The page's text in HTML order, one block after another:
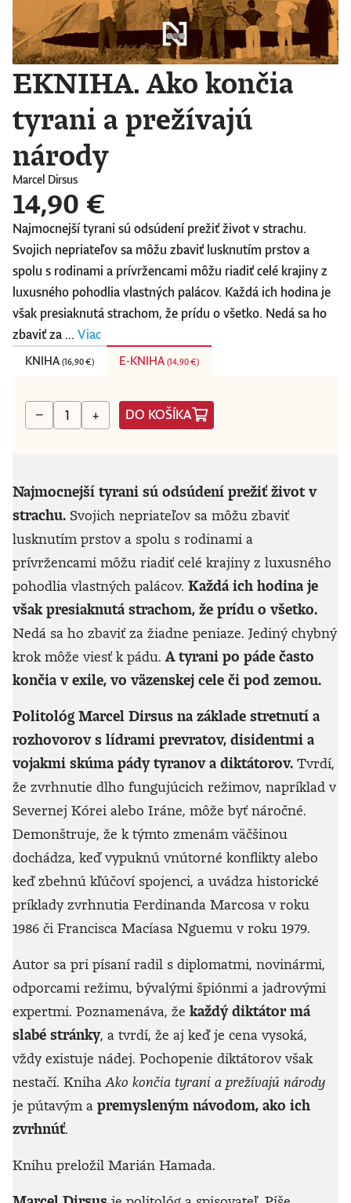
EKNIHA. Ako končia
tyrani a prežívajú
národy
Marcel Dirsus
14,90 €
Najmocnejší tyrani sú odsúdení prežiť život v strachu.
Svojich nepriateľov sa môžu zbaviť lusknutím prstov a
spolu s rodinami a prívržencami môžu riadiť celé krajiny z
luxusného pohodlia vlastných palácov. Každá ich hodina je
však presiaknutá strachom, že prídu o všetko. Nedá sa ho
zbaviť za ... Viac
KNIHA (16,90 €) E-KNIHA (14,90 €)
− + DO KOŠÍKA
Najmocnejší tyrani sú odsúdení prežiť život v
strachu. Svojich nepriateľov sa môžu zbaviť
lusknutím prstov a spolu s rodinami a
prívržencami môžu riadiť celé krajiny z luxusného
pohodlia vlastných palácov. Každá ich hodina je
však presiaknutá strachom, že prídu o všetko.
Nedá sa ho zbaviť za žiadne peniaze. Jediný chybný
krok môže viesť k pádu.A tyrani po páde často
končia v exile, vo väzenskej cele či pod zemou.
Politológ Marcel Dirsus na základe stretnutí a
rozhovorov s lídrami prevratov, disidentmi a
vojakmi skúma pády tyranov a diktátorov. Tvrdí,
že zvrhnutie dlho fungujúcich režimov, napríklad v
Severnej Kórei alebo Iráne, môže byť náročné.
Demonštruje, že k týmto zmenám väčšinou
dochádza, keď vypuknú vnútorné konflikty alebo
keď zbehnú kľúčoví spojenci, a uvádza historické
príklady zvrhnutia Ferdinanda Marcosa v roku
1986 či Francisca Macíasa Nguemu v roku 1979.
Autor sa pri písaní radil s diplomatmi, novinármi,
odporcami režimu, bývalými špiónmi a jadrovými
expertmi. Poznamenáva, že každý diktátor má
slabé stránky, a tvrdí, že aj keď je cena vysoká,
vždy existuje nádej. Pochopenie diktátorov však
nestačí. KnihaAko končia tyrani a prežívajú národy
je pútavým a premysleným návodom, ako ich
zvrhnúť.
Knihu preložil Marián Hamada.